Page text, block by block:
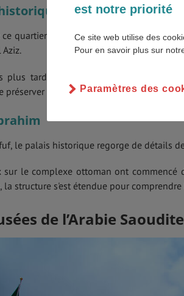
du roi Abdul Aziz
ce quartier historique de Riyad est le
plus tard, l'ancien complexe du palais
préserver le style et l'architecture d'origine.
le palais historique regorge de détails
sur le complexe ottoman ont
la structure s'est étendue pour
de l’Arabie Saoudite
est notre priorité
Ce site web utilise des
Pour en savoir plus sur
Paramètres des